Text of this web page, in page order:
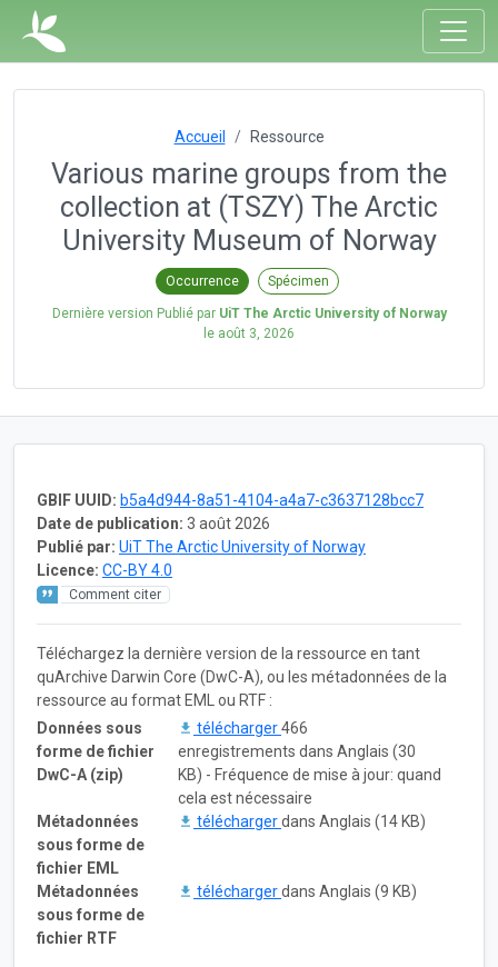
Accueil Ressource
Various marine groups from the
collection at (TSZY) The Arctic
University Museum of Norway
Occurrence Spécimen
Dernière version Publié par UiT The Arctic University of Norway
le août 3, 2026
GBIF UUID: b5a4d944-8a51-4104-a4a7-c3637128bcc7
Date de publication: 3 août 2026
Publié par: UiT The Arctic University of Norway
Licence: CC-BY 4.0
Comment citer
Téléchargez la dernière version de la ressource en tant
quArchive Darwin Core (DwC-A), ou les métadonnées de la
ressource au format EML ou RTF :
Données sous
forme de fichier
DwC-A (zip)
télécharger466
enregistrements dans Anglais (30
KB) - Fréquence de mise à jour: quand
cela est nécessaire
Métadonnées
sous forme de
fichier EML
téléchargerdans Anglais (14 KB)
Métadonnées
sous forme de
fichier RTF
téléchargerdans Anglais (9 KB)